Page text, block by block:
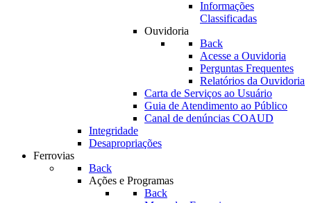
Informações
Classificadas
Ouvidoria
Back
Acesse a Ouvidoria
Perguntas Frequentes
Relatórios da Ouvidoria
Carta de Serviços ao Usuário
Guia de Atendimento ao Público
Canal de denúncias COAUD
Integridade
Desapropriações
Ferrovias
Back
Ações e Programas
Back